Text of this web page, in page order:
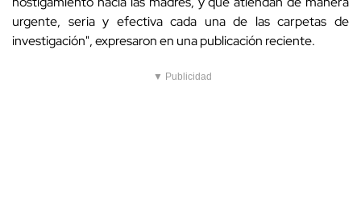
urgente, seria y efectiva cada una de las carpetas de
investigación", expresaron en una publicación reciente.
▼ Publicidad